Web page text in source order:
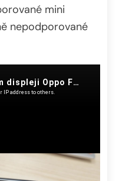
mini
nepodporované